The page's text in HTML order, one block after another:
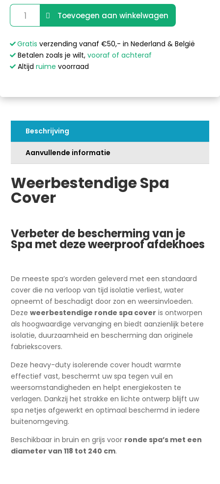
All-
Weather
Cover
-
Rond
cm
Toevoegen aan winkelwagen
l
t
e
a
i
Gratis verzending vanaf €50,- in Nederland & België
Betalen zoals je wilt, vooraf of achteraf
Altijd ruime voorraad
Beschrijving
Aanvullende informatie
Weerbestendige Spa
Cover
Verbeter de bescherming van je
Spa met deze weerproof afdekhoes
De meeste spa’s worden geleverd met een standaard
cover die na verloop van tijd isolatie verliest, water
opneemt of beschadigt door zon en weersinvloeden.
Dezeweerbestendige ronde spa cover is ontworpen
als hoogwaardige vervanging en biedt aanzienlijk betere
isolatie, duurzaamheid en bescherming dan originele
fabriekscovers.
Deze heavy-duty isolerende cover houdt warmte
effectief vast, beschermt uw spa tegen vuil en
weersomstandigheden en helpt energiekosten te
verlagen. Dankzij het strakke en lichte ontwerp blijft uw
spa netjes afgewerkt en optimaal beschermd in iedere
buitenomgeving.
Beschikbaar in bruin en grijs voor ronde spa’s met een
diameter van 118 tot 240 cm.